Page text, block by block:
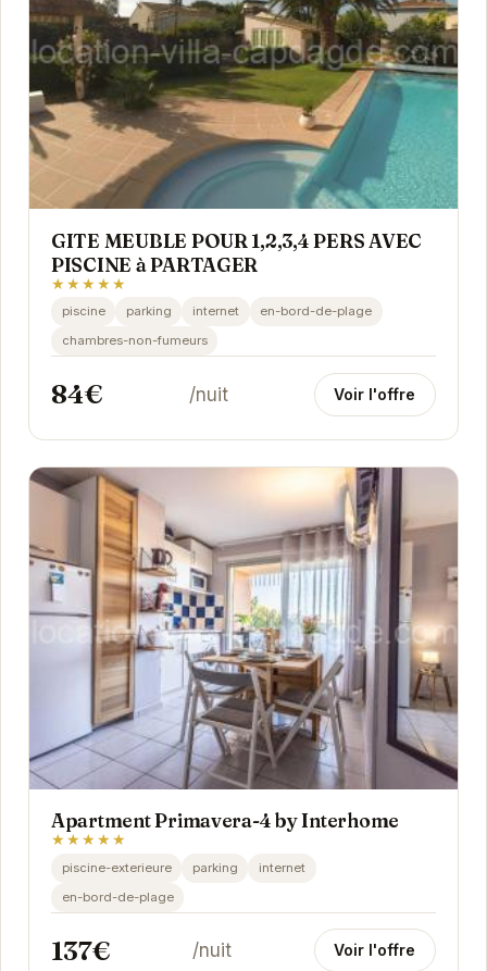
GITE MEUBLE POUR 1,2,3,4 PERS AVEC
PISCINE à PARTAGER
★★★★★
piscine parking internet
en-bord-de-plage
chambres-non-fumeurs
84€ /nuit Voir l'offre
Apartment Primavera-4 by Interhome
★★★★★
piscine-exterieure parking
internet
en-bord-de-plage
137€ /nuit Voir l'offre